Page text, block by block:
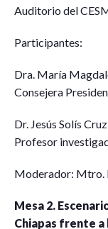
Auditorio del
Participantes:
Dra. María
Consejera
Dr. Jesús Solís Cruz
Profesor
Moderador: Mtro.
Mesa 2.
Chiapas frente